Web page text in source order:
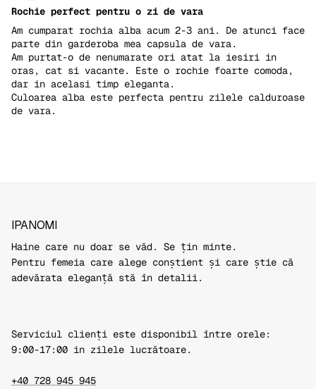
Rochie perfect pentru o zi de vara
Am cumparat rochia alba acum 2-3 ani. De atunci face
parte din garderoba mea capsula de vara.
Am purtat-o de nenumarate ori atat la iesiri in
oras, cat si vacante. Este o rochie foarte comoda,
dar in acelasi timp eleganta.
Culoarea alba este perfecta pentru zilele calduroase
de vara.
IPANOMI
Haine care nu doar se văd. Se țin minte.
Pentru femeia care alege conștient și care știe că
adevărata eleganță stă în detalii.
Serviciul clienți este disponibil între orele:
9:00-17:00 in zilele lucrătoare.
+40 728 945 945